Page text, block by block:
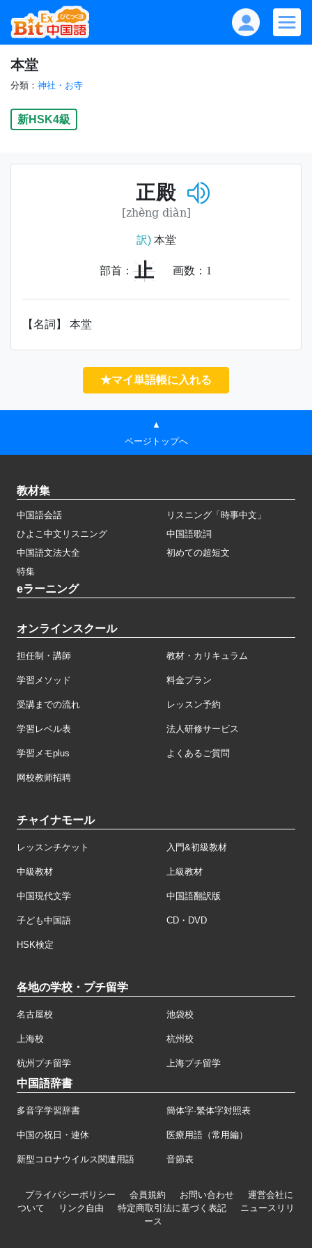
本堂
分類： 神社・お寺
新HSK4級
正殿
[zhèng diàn]
訳)本堂
部首： 止 画数： 1
【名詞】 本堂
★マイ単語帳に入れる
▲
ページトップへ
教材集
中国語会話
リスニング「時事中文」
ひよこ中文リスニング
中国語歌詞
中国語文法大全
初めての超短文
特集
eラーニング
オンラインスクール
担任制・講師 教材・カリキュラム
学習メソッド 料金プラン
受講までの流れ レッスン予約
学習レベル表 法人研修サービス
学習メモplus よくあるご質問
网校教师招聘
チャイナモール
レッスンチケット 入門&初級教材
中級教材 上級教材
中国現代文学 中国語翻訳版
子ども中国語 CD・DVD
HSK検定
各地の学校・プチ留学
名古屋校 池袋校
上海校 杭州校
杭州プチ留学 上海プチ留学
中国語辞書
多音字学習辞書 簡体字·繁体字対照表
中国の祝日・連休 医療用語（常用編）
新型コロナウイルス関連用語 音節表
プライバシーポリシー 会員規約 お問い合わせ
運営会社に
ついて
リンク自由 特定商取引法に基づく表記
ニュースリリ
ース